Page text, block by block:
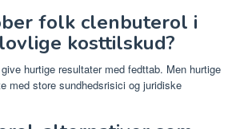
folk clenbuterol i
kosttilskud?
hurtige resultater med fedttab. Men hurtige
med store sundhedsrisici og juridiske